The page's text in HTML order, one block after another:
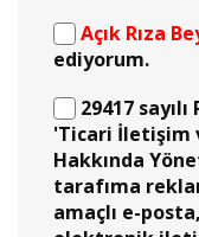
Açık Rıza
ediyorum.
29417
'Ticari İletişim
Hakkında
tarafıma
amaçlı e-